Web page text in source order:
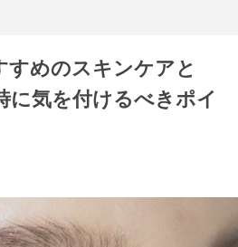
すめのスキンケアと
に気を付けるべきポイ